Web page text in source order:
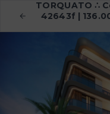
TORQUATO ∴
42643f |